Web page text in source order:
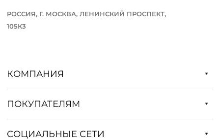
РОССИЯ, Г. МОСКВА, ЛЕНИНСКИЙ ПРОСПЕКТ,
105К3
КОМПАНИЯ
ПОКУПАТЕЛЯМ
СОЦИАЛЬНЫЕ СЕТИ